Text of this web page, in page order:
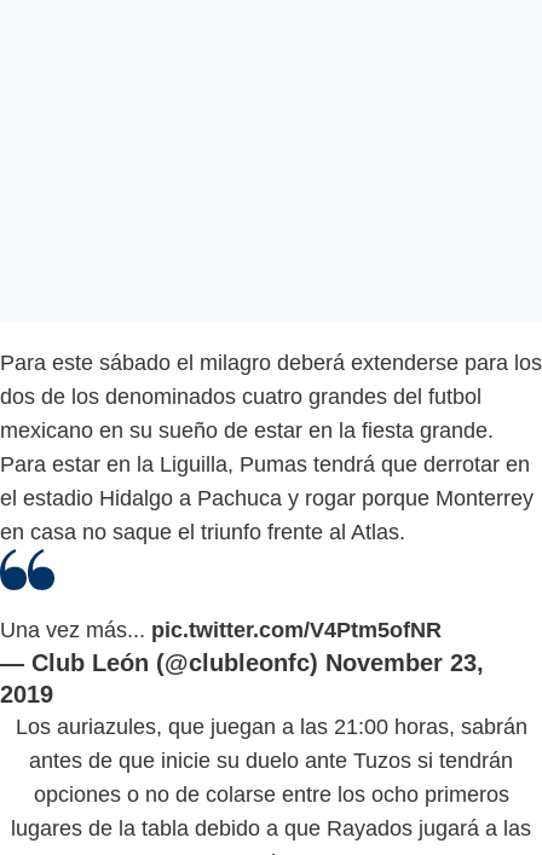
Para este sábado el milagro deberá extenderse para los
dos de los denominados cuatro grandes del futbol
mexicano en su sueño de estar en la fiesta grande.
Para estar en la Liguilla, Pumas tendrá que derrotar en
el estadio Hidalgo a Pachuca y rogar porque Monterrey
en casa no saque el triunfo frente al Atlas.
Una vez más... pic.twitter.com/V4Ptm5ofNR
— Club León (@clubleonfc) November 23,
2019
Los auriazules, que juegan a las 21:00 horas, sabrán
antes de que inicie su duelo ante Tuzos si tendrán
opciones o no de colarse entre los ocho primeros
lugares de la tabla debido a que Rayados jugará a las